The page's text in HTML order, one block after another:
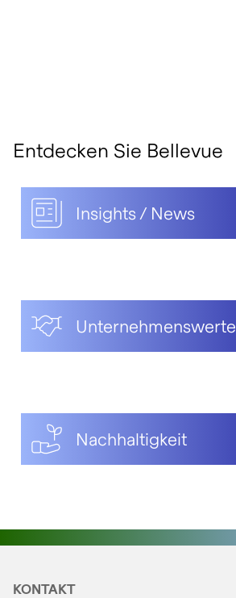
Entdecken Sie Bellevue
Insights / News
Unternehmenswerte
Nachhaltigkeit
KONTAKT